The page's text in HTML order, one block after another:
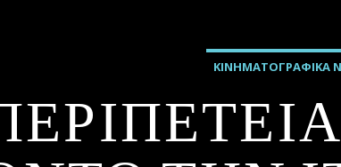
ΚΙΝΗΜΑΤΟΓΡΑΦΙΚΑ